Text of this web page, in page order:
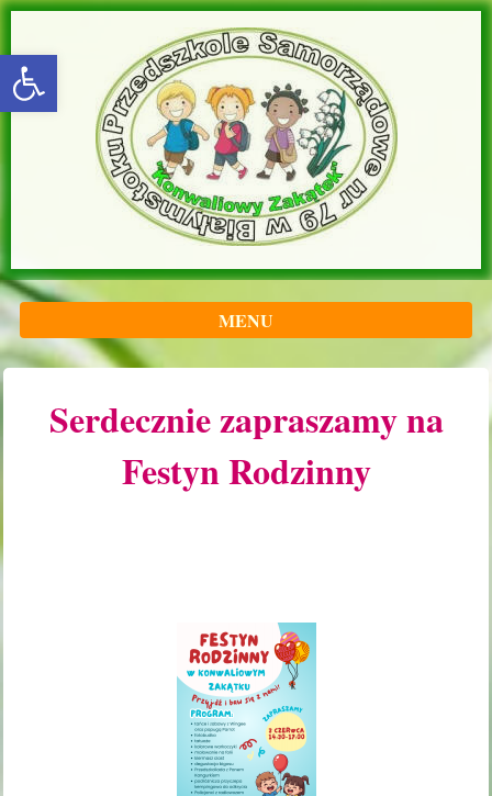
rozwiń/zwiń panel
MENU
Serdecznie zapraszamy na
Festyn Rodzinny